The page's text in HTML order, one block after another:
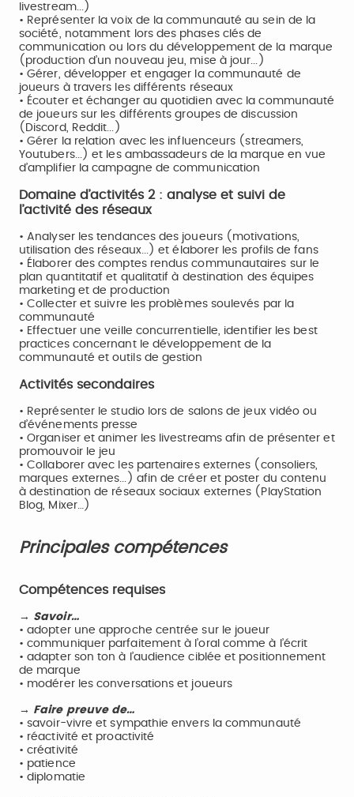
livestream...)
• Représenter la voix de la communauté au sein de la
société, notamment lors des phases clés de
communication ou lors du développement de la marque
(production d’un nouveau jeu, mise à jour...)
• Gérer, développer et engager la communauté de
joueurs à travers les différents réseaux
• Écouter et échanger au quotidien avec la communauté
de joueurs sur les différents groupes de discussion
(Discord, Reddit...)
• Gérer la relation avec les influenceurs (streamers,
Youtubers...) et les ambassadeurs de la marque en vue
d’amplifier la campagne de communication
Domaine d’activités 2 : analyse et suivi de
l’activité des réseaux
• Analyser les tendances des joueurs (motivations,
utilisation des réseaux...) et élaborer les profils de fans
• Élaborer des comptes rendus communautaires sur le
plan quantitatif et qualitatif à destination des équipes
marketing et de production
• Collecter et suivre les problèmes soulevés par la
communauté
• Effectuer une veille concurrentielle, identifier les best
practices concernant le développement de la
communauté et outils de gestion
Activités secondaires
• Représenter le studio lors de salons de jeux vidéo ou
d’événements presse
• Organiser et animer les livestreams afin de présenter et
promouvoir le jeu
• Collaborer avec les partenaires externes (consoliers,
marques externes...) afin de créer et poster du contenu
à destination de réseaux sociaux externes (PlayStation
Blog, Mixer…)
Principales compétences
Compétences requises
→ Savoir…
• adopter une approche centrée sur le joueur
• communiquer parfaitement à l’oral comme à l’écrit
• adapter son ton à l’audience ciblée et positionnement
de marque
• modérer les conversations et joueurs
→ Faire preuve de…
• savoir-vivre et sympathie envers la communauté
• réactivité et proactivité
• créativité
• patience
• diplomatie